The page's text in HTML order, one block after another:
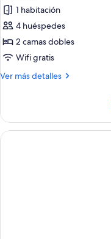
fotos
de
Habitación
familiar
1 habitación
4 huéspedes
2 camas dobles
Wifi gratis
Ver más detalles
Más
familiar